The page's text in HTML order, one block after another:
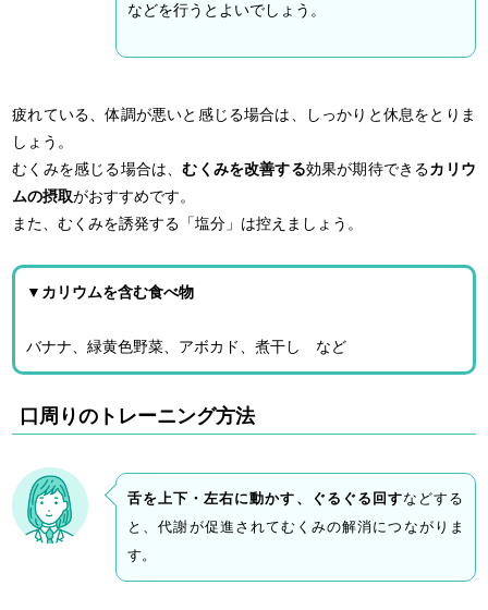
などを行うとよいでしょう。
疲れている、体調が悪いと感じる場合は、しっかりと休息をとりま
しょう。
むくみを感じる場合は、むくみを改善する効果が期待できるカリウ
ムの摂取がおすすめです。
また、むくみを誘発する「塩分」は控えましょう。
▼カリウムを含む食べ物
バナナ、緑黄色野菜、アボカド、煮干し など
口周りのトレーニング方法
舌を上下・左右に動かす、ぐるぐる回すなどする
と、代謝が促進されてむくみの解消につながりま
す。